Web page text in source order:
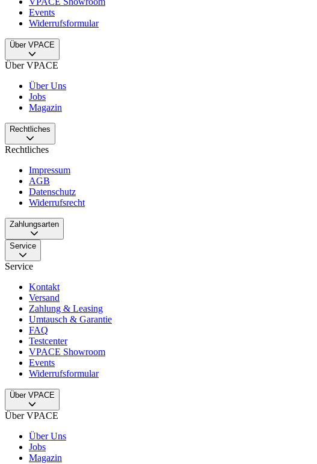
Events
Widerrufsformular
Über VPACE
Über VPACE
Über Uns
Jobs
Magazin
Rechtliches
Rechtliches
Impressum
AGB
Datenschutz
Widerrufsrecht
Zahlungsarten
Service
Service
Kontakt
Versand
Zahlung & Leasing
Umtausch & Garantie
FAQ
Testcenter
VPACE Showroom
Events
Widerrufsformular
Über VPACE
Über VPACE
Über Uns
Jobs
Magazin